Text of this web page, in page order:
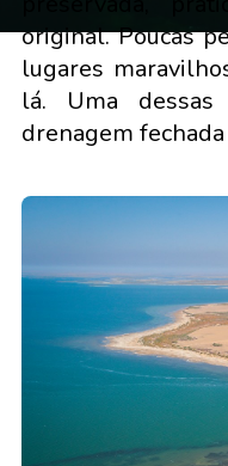
original. Poucas
lugares
lá. Uma
drenagem